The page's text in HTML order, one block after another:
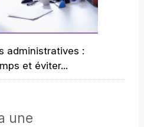
administratives :
et éviter...
une